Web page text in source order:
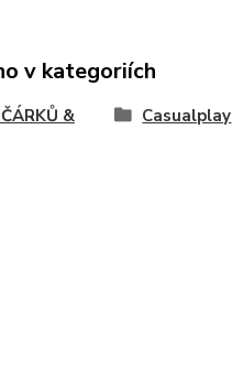
v kategoriích
&
Casualplay